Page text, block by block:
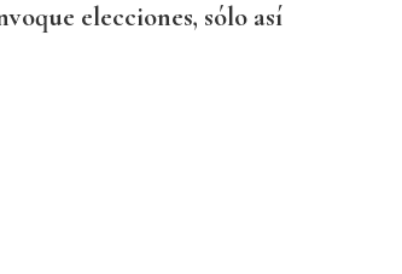
elecciones, sólo así